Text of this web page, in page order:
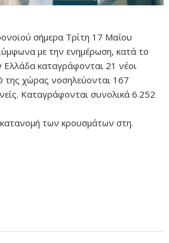
σήμερα Τρίτη 17 Μαΐου
με την ενημέρωση, κατά το
Ελλάδα καταγράφονται 21 νέοι
χώρας νοσηλεύονται 167
Καταγράφονται συνολικά 6.252
των κρουσμάτων στη.